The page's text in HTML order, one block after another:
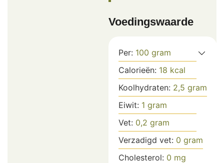
Voedingswaarde
Per: 100 gram
Calorieën: 18 kcal
Koolhydraten: 2,5 gram
Eiwit: 1 gram
Vet: 0,2 gram
Verzadigd vet: 0 gram
Cholesterol: 0 mg